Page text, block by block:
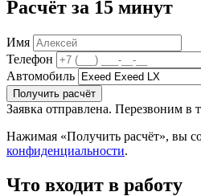
Расчёт за 15 минут
Имя
Телефон
Автомобиль
Получить расчёт
Заявка отправлена. Перезвоним в
Нажимая «Получить расчёт», вы
конфиденциальности.
Что входит в работу